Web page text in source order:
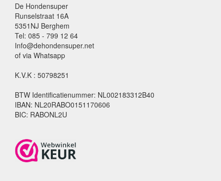
De Hondensuper
Runselstraat 16A
5351NJ Berghem
Tel: 085 - 799 12 64
Info@dehondensuper.net
of via Whatsapp
K.V.K : 50798251
BTW Identificatienummer: NL002183312B40
IBAN: NL20RABO0151170606
BIC: RABONL2U